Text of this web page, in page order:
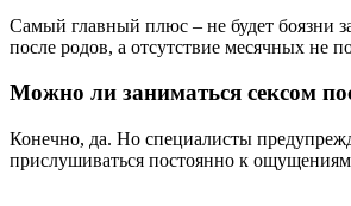
Самый главный плюс – не будет боязни
после родов, а отсутствие месячных не
Можно ли заниматься сексом
Конечно, да. Но специалисты
прислушиваться постоянно к